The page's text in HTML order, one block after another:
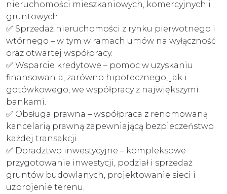
nieruchomości mieszkaniowych, komercyjnych i
gruntowych.
✅ Sprzedaż nieruchomości z rynku pierwotnego i
wtórnego – w tym w ramach umów na wyłączność
oraz otwartej współpracy.
✅ Wsparcie kredytowe – pomoc w uzyskaniu
finansowania, zarówno hipotecznego, jak i
gotówkowego, we współpracy z największymi
bankami.
✅ Obsługa prawna – współpraca z renomowaną
kancelarią prawną zapewniającą bezpieczeństwo
każdej transakcji.
✅ Doradztwo inwestycyjne – kompleksowe
przygotowanie inwestycji, podział i sprzedaż
gruntów budowlanych, projektowanie sieci i
uzbrojenie terenu.